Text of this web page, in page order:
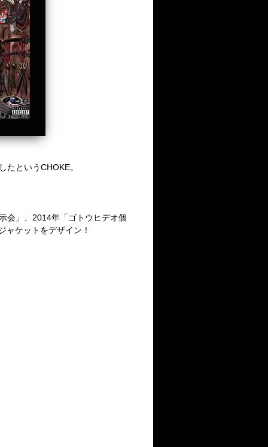
というCHOKE。
会」、2014年「ゴトウヒデオ個
ケットをデザイン！